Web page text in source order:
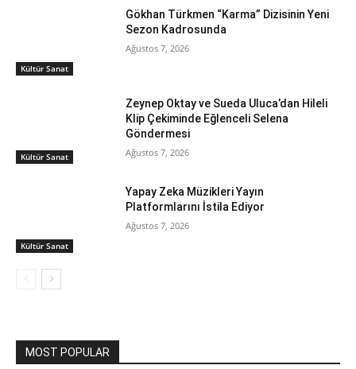
Kültür Sanat
Gökhan Türkmen “Karma” Dizisinin Yeni
Sezon Kadrosunda
Ağustos 7, 2026
Kültür Sanat
Zeynep Oktay ve Sueda Uluca’dan Hileli
Klip Çekiminde Eğlenceli Selena
Göndermesi
Ağustos 7, 2026
Kültür Sanat
Yapay Zeka Müzikleri Yayın
Platformlarını İstila Ediyor
Ağustos 7, 2026
MOST POPULAR